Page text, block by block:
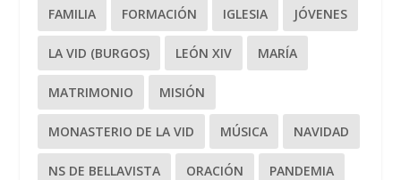
FAMILIA FORMACIÓN IGLESIA JÓVENES
LA VID (BURGOS) LEÓN XIV MARÍA
MATRIMONIO MISIÓN
MONASTERIO DE LA VID MÚSICA NAVIDAD
NS DE BELLAVISTA ORACIÓN PANDEMIA